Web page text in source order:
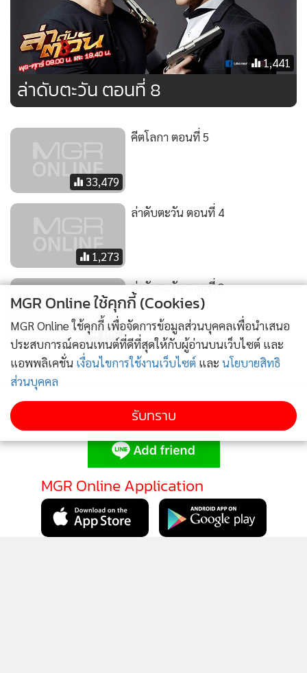
1,441
ล่าดับตะวัน ตอนที่ 8
33,479
คีตโลกา ตอนที่ 5
1,273
ล่าดับตะวัน ตอนที่ 4
780
ล่าดับตะวัน ตอนที่ 3
ติดตามข่าวสารผ่านทาง LINE
MGR Online Application
MGR Online ใช้คุกกี้ (Cookies)
MGR Online ใช้คุกกี้ เพื่อจัดการข้อมูลส่วนบุคคลเพื่อนำเสนอ
ประสบการณ์คอนเทนต์ที่ดีที่สุดให้กับผู้อ่านบนเว็บไซต์ และ
แอพพลิเคชั่น เงื่อนไขการใช้งานเว็บไซต์ และ นโยบายสิทธิ
ส่วนบุคคล
รับทราบ